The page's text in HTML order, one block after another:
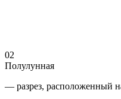
02
Полулунная
— разрез, расположенный